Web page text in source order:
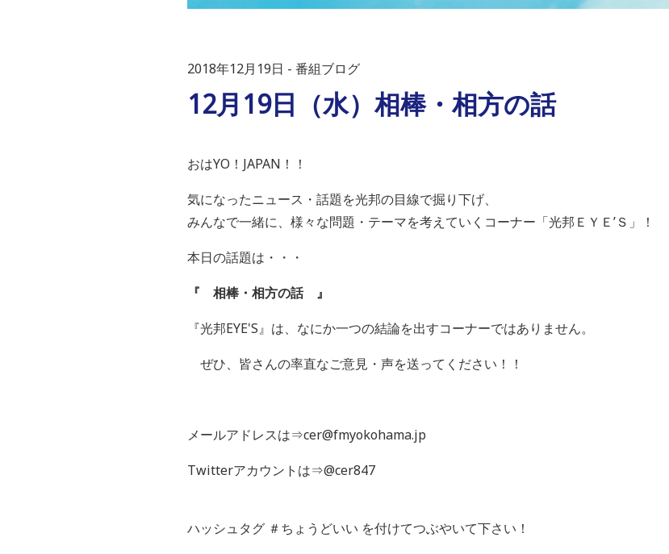
2018年12月19日 番組ブログ
12月19日（水）相棒・相方の話
おはYO！JAPAN！！
気になったニュース・話題を光邦の目線で掘り下げ、
みんなで一緒に、様々な問題・テーマを考えていくコーナー「光邦ＥＹＥ’Ｓ」！
本日の話題は・・・
『 相棒・相方の話 』
『光邦EYE'S』は、なにか一つの結論を出すコーナーではありません。
ぜひ、皆さんの率直なご意見・声を送ってください！！
メールアドレスは⇒cer@fmyokohama.jp
Twitterアカウントは⇒@cer847
ハッシュタグ ＃ちょうどいい を付けてつぶやいて下さい！